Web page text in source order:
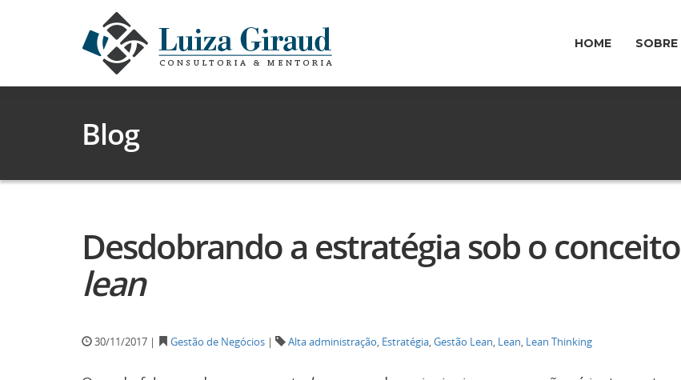
HOME SOBRE
Blog
Desdobrando a estratégia sob o conceito
lean
30/11/2017 | Gestão de Negócios | Alta administração, Estratégia,Gestão Lean, Lean, Lean Thinking